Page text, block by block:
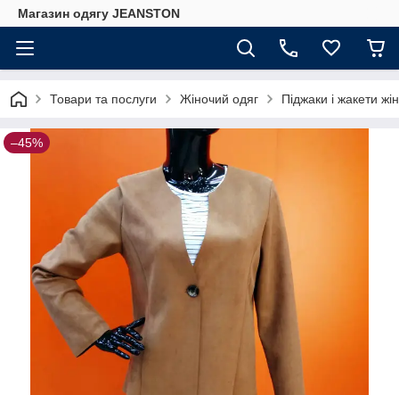
Магазин одягу JEANSTON
Товари та послуги Жіночий одяг Піджаки і жакети
–45%